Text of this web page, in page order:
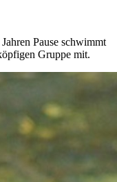
Pause schwimmt
Gruppe mit.